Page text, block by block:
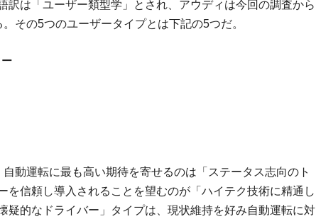
訳は「ユーザー類型学」とされ、アウディは今回の調査から
その5つのユーザータイプとは下記の5つだ。
動運転に最も高い期待を寄せるのは「ステータス志向のト
を信頼し導入されることを望むのが「ハイテク技術に精通し
疑的なドライバー」タイプは、現状維持を好み自動運転に対